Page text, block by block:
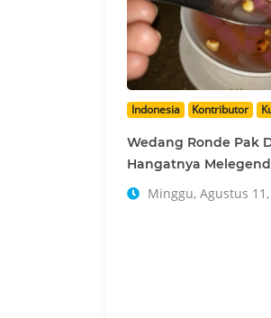
Indonesia Kontributor
Wedang Ronde Pak
Hangatnya
Minggu, Agustus